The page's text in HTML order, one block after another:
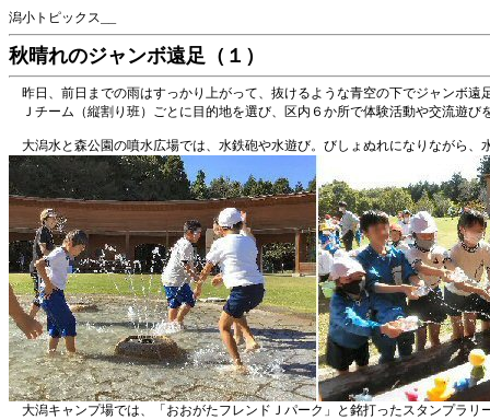
潟小トピックス__
秋晴れのジャンボ遠足（１）
昨日、前日までの雨はすっかり上がって、抜けるような青空の下でジャンボ遠
Ｊチーム（縦割り班）ごとに目的地を選び、区内６か所で体験活動や交流遊び
大潟水と森公園の噴水広場では、水鉄砲や水遊び。びしょぬれになりながら
大潟キャンプ場では、「おおがたフレンドＪパーク」と銘打ったスタンプラリ